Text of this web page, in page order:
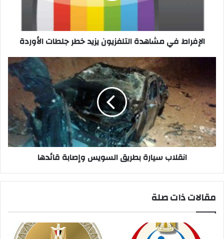
الإفراط في مشاهدة التلفزيون يزيد خطر جلطات الأوردة
بطريق
السويس
وإصابة
قائدها
انقلاب سيارة بطريق السويس وإصابة قائدها
مقالات ذات صلة